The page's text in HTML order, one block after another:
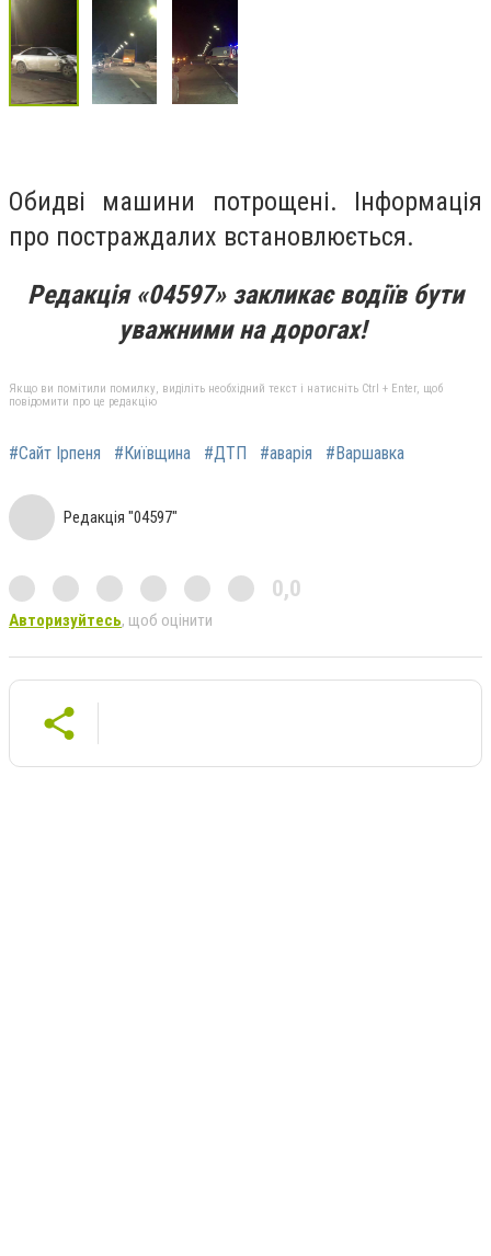
Обидві машини потрощені. Інформація
про постраждалих встановлюється.
Редакція «04597» закликає водіїв бути
уважними на дорогах!
Якщо ви помітили помилку, виділіть необхідний текст і натисніть Ctrl + Enter, щоб
повідомити про це редакцію
#Сайт Ірпеня #Київщина #ДТП #аварія #Варшавка
Редакція "04597"
0,0
Авторизуйтесь, щоб оцінити